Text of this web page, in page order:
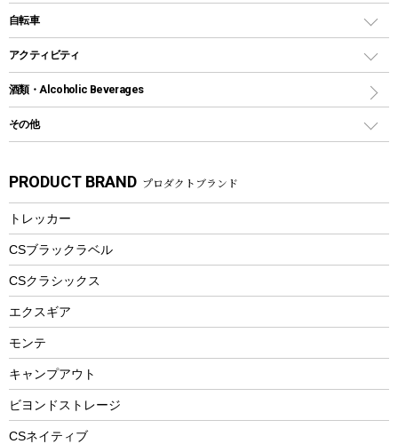
グランドシート
ガイドロープ
ツール
焚き火台&ストーブ
火起こし
バーベキューツール
クッキングツール
ナイフ
カトラリー
マグカップ、カップ
ステンレスボトル
フードボトル
トレー
ランチョンマット
ランチボックス
ディズニーボトル
保冷剤
リュック、バックパック
トートバッグ、サコッシュ
ショッピングキャリー
その他アウトドア雑貨
スプレー関係
ツール、他
インフレータブル
カヤック
パドル
ヘルメット
エアーポンプ
アクセサリー
自転車
折りたたみ自転車
スポーツサイクル
シティサイクル
自転車ウェア
アクティビティ
マリン
ラッシュガード
パラソル
フローティングベスト
ヘルメット
エアーポンプ
ビーチテント
ウィンター
スノーシュー
防寒ウェア
酒類・Alcoholic Beverages
その他
湯たんぽ
防災用品
PRODUCT BRAND プロダクトブランド
トレッカー
CSブラックラベル
CSクラシックス
エクスギア
モンテ
キャンプアウト
ビヨンドストレージ
CSネイティブ